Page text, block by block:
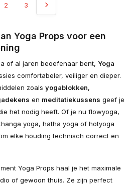
2 3
Yoga Props voor een
of al jaren beoefenaar bent, Yoga
comfortabeler, veiliger en dieper.
zoals yogablokken,
en meditatiekussens geef je
het nodig heeft. Of je nu flowyoga,
yoga, hatha yoga of hotyoga
elke houding technisch correct en
Yoga Props haal je het maximale
of gewoon thuis. Ze zijn perfect